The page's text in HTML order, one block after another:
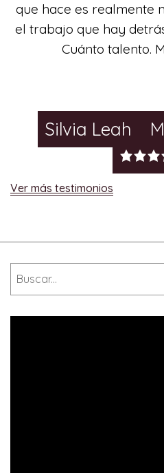
que hace es realmente
el trabajo que hay
Cuánto talento.
Silvia Leah
Ver más testimonios
Buscar